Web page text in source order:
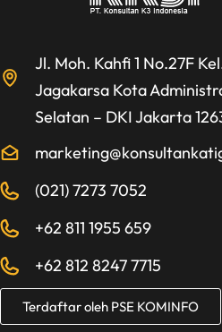
Jl. Moh. Kahfi 1 No.27F
Jagakarsa Kota
Selatan – DKI Jakarta
(021) 7273 7052
+62 811 1955 659
+62 812 8247 7715
Terdaftar oleh PSE KOMINFO